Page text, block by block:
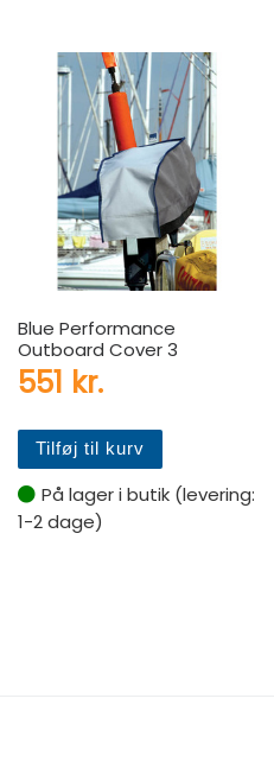
Blue Performance
Outboard Cover 3
551 kr.
Tilføj til kurv
På lager i butik (levering:
1-2 dage)